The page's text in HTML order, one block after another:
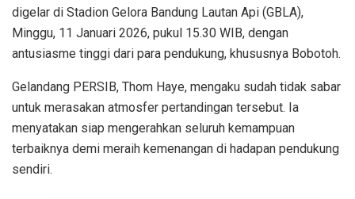
digelar di Stadion Gelora Bandung Lautan Api (GBLA),
Minggu, 11 Januari 2026, pukul 15.30 WIB, dengan
antusiasme tinggi dari para pendukung, khususnya Bobotoh.
Gelandang PERSIB, Thom Haye, mengaku sudah tidak sabar
untuk merasakan atmosfer pertandingan tersebut. Ia
menyatakan siap mengerahkan seluruh kemampuan
terbaiknya demi meraih kemenangan di hadapan pendukung
sendiri.